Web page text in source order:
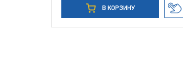
В КОРЗИНУ